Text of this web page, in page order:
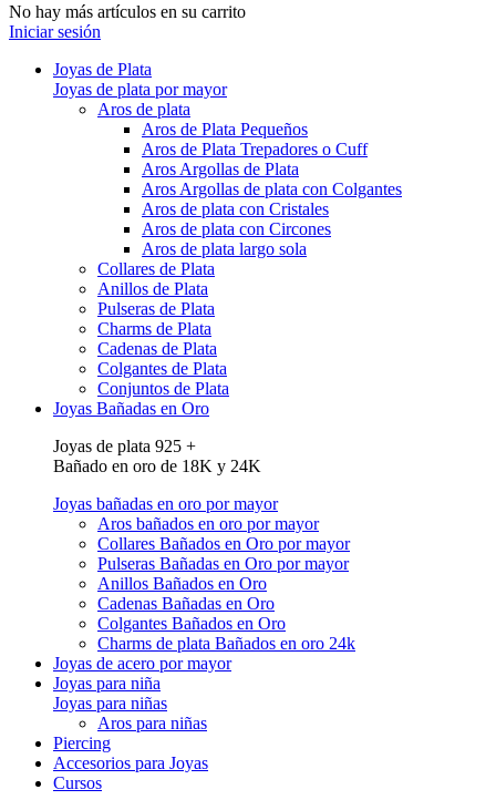
No hay más artículos en su carrito
Iniciar sesión
Joyas de Plata
Joyas de plata por mayor
Aros de plata
Aros de Plata Pequeños
Aros de Plata Trepadores o Cuff
Aros Argollas de Plata
Aros Argollas de plata con Colgantes
Aros de plata con Cristales
Aros de plata con Circones
Aros de plata largo sola
Collares de Plata
Anillos de Plata
Pulseras de Plata
Charms de Plata
Cadenas de Plata
Colgantes de Plata
Conjuntos de Plata
Joyas Bañadas en Oro
Joyas de plata 925 +
Bañado en oro de 18K y 24K
Joyas bañadas en oro por mayor
Aros bañados en oro por mayor
Collares Bañados en Oro por mayor
Pulseras Bañadas en Oro por mayor
Anillos Bañados en Oro
Cadenas Bañadas en Oro
Colgantes Bañados en Oro
Charms de plata Bañados en oro 24k
Joyas de acero por mayor
Joyas para niña
Joyas para niñas
Aros para niñas
Piercing
Accesorios para Joyas
Cursos